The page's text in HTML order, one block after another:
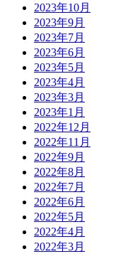
2023年10月
2023年9月
2023年7月
2023年6月
2023年5月
2023年4月
2023年3月
2023年1月
2022年12月
2022年11月
2022年9月
2022年8月
2022年7月
2022年6月
2022年5月
2022年4月
2022年3月